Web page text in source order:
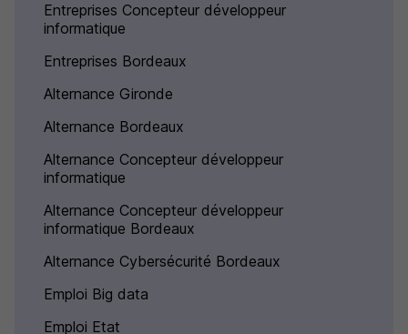
Entreprises Concepteur développeur
informatique
Entreprises Bordeaux
Alternance Gironde
Alternance Bordeaux
Alternance Concepteur développeur
informatique
Alternance Concepteur développeur
informatique Bordeaux
Alternance Cybersécurité Bordeaux
Emploi Big data
Emploi Etat